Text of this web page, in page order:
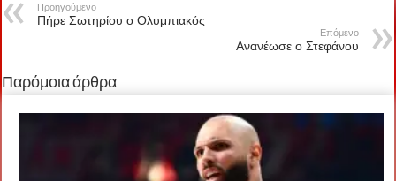
Προηγούμενο
Πήρε Σωτηρίου ο Ολυμπιακός
Επόμενο
Ανανέωσε ο Στεφάνου
Παρόμοια άρθρα